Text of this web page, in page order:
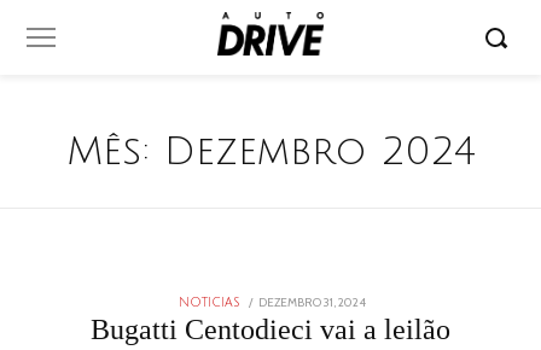
Mês: Dezembro 2024
NOTICIAS
POSTED
ON
DEZEMBRO 31, 2024DEZEMBRO
2024
Bugatti Centodieci vai a leilão